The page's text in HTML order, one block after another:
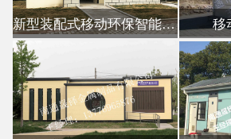
新型装配式移动环保智能公厕 移